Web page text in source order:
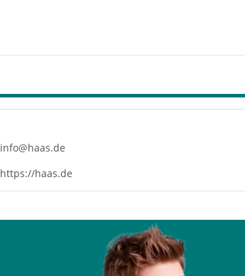
info@haas.de
https://haas.de